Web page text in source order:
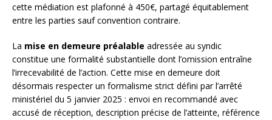
cette médiation est plafonné à 450€, partagé équitablement
entre les parties sauf convention contraire.
La mise en demeure préalable adressée au syndic
constitue une formalité substantielle dont l’omission entraîne
l’irrecevabilité de l’action. Cette mise en demeure doit
désormais respecter un formalisme strict défini par l’arrêté
ministériel du 5 janvier 2025 : envoi en recommandé avec
accusé de réception, description précise de l’atteinte, référence